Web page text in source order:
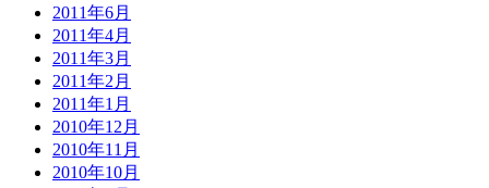
2011年6月
2011年4月
2011年3月
2011年2月
2011年1月
2010年12月
2010年11月
2010年10月